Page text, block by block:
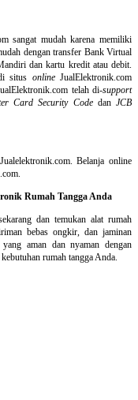
sangat mudah karena memiliki
dengan transfer Bank Virtual
dan kartu kredit atau debit.
situs onlineJualElektronik.com
telah di-support
Card Security Codedan JCB
Belanja online
Rumah Tangga Anda
dan temukan alat rumah
bebas ongkir, dan jaminan
aman dan nyaman dengan
rumah tangga Anda.